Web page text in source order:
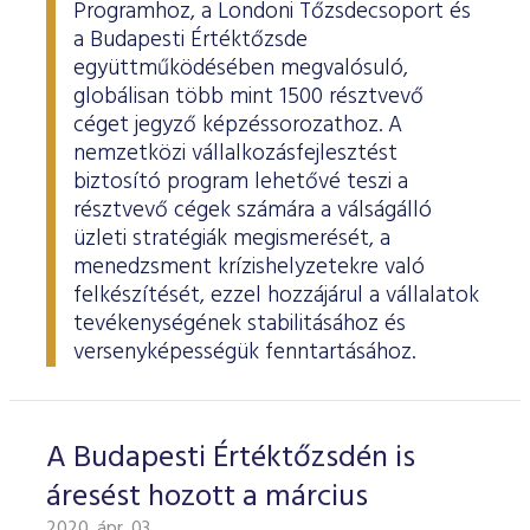
ESG Útmutató
Programhoz, a Londoni Tőzsdecsoport és
a Budapesti Értéktőzsde
együttműködésében megvalósuló,
globálisan több mint 1500 résztvevő
céget jegyző képzéssorozathoz. A
nemzetközi vállalkozásfejlesztést
biztosító program lehetővé teszi a
résztvevő cégek számára a válságálló
üzleti stratégiák megismerését, a
menedzsment krízishelyzetekre való
felkészítését, ezzel hozzájárul a vállalatok
tevékenységének stabilitásához és
versenyképességük fenntartásához.
A Budapesti Értéktőzsdén is
áresést hozott a március